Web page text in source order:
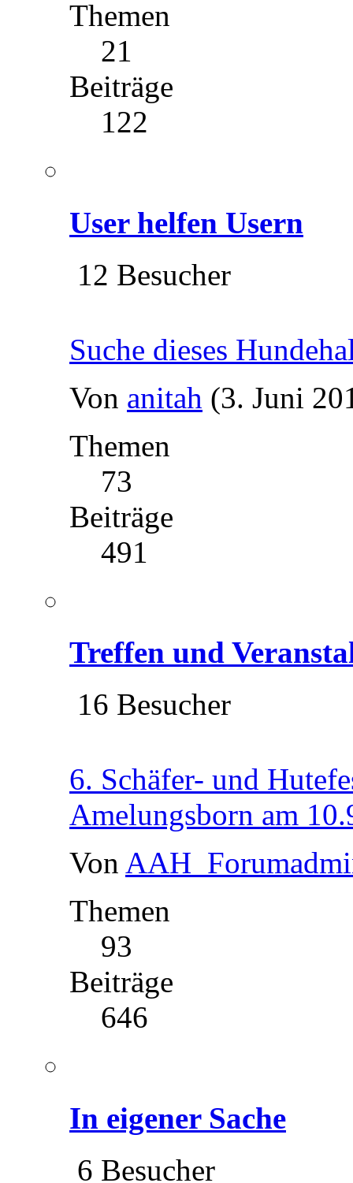
Themen
21
Beiträge
122
User helfen Usern
12 Besucher
Suche dieses
Von anitah (3. Juni
Themen
73
Beiträge
491
Treffen und
16 Besucher
6. Schäfer- und
Amelungsborn am
Von
Themen
93
Beiträge
646
In eigener Sache
6 Besucher